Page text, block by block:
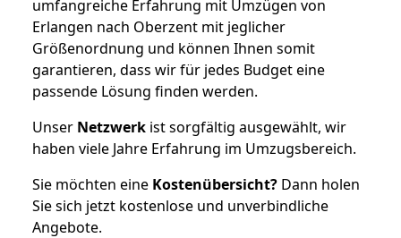
umfangreiche Erfahrung mit Umzügen von
Erlangen nach Oberzent mit jeglicher
Größenordnung und können Ihnen somit
garantieren, dass wir für jedes Budget eine
passende Lösung finden werden.
Unser Netzwerk ist sorgfältig ausgewählt, wir
haben viele Jahre Erfahrung im Umzugsbereich.
Sie möchten eine Kostenübersicht? Dann holen
Sie sich jetzt kostenlose und unverbindliche
Angebote.